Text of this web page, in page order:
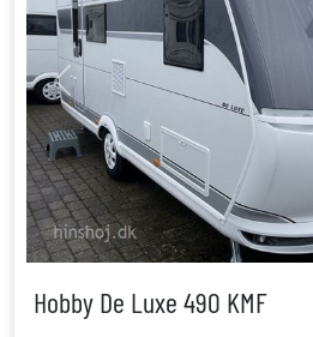
Previous
Hobby De Luxe 490 KMF